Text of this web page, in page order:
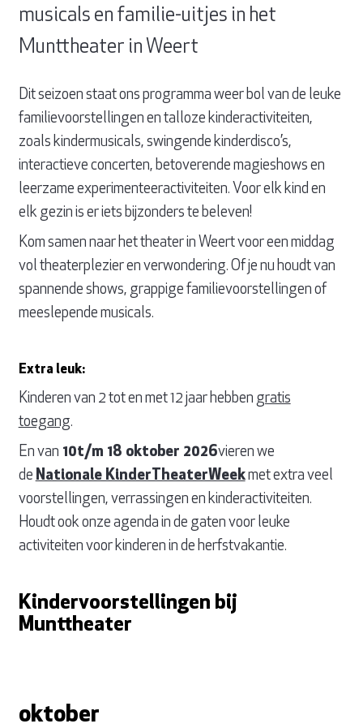
musicals en familie-uitjes in het
Munttheater in Weert
Dit seizoen staat ons programma weer bol van de leuke
familievoorstellingen en talloze kinderactiviteiten,
zoals kindermusicals, swingende kinderdisco’s,
interactieve concerten, betoverende magieshows en
leerzame experimenteeractiviteiten. Voor elk kind en
elk gezin is er iets bijzonders te beleven!
Kom samen naar het theater in Weert voor een middag
vol theaterplezier en verwondering. Of je nu houdt van
spannende shows, grappige familievoorstellingen of
meeslepende musicals.
Extra leuk:
Kinderen van 2 tot en met 12 jaar hebben gratis
toegang.
En van 10t/m 18 oktober 2026vieren we
de Nationale KinderTheaterWeekmet extra veel
voorstellingen, verrassingen en kinderactiviteiten.
Houdt ook onze agenda in de gaten voor leuke
activiteiten voor kinderen in de herfstvakantie.
Kindervoorstellingen bij
Munttheater
oktober